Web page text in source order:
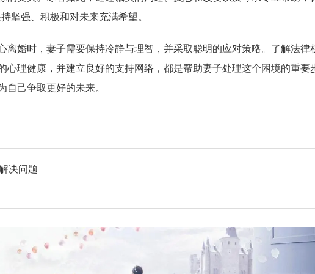
坚强、积极和对未来充满希望。
离婚时，妻子需要保持冷静与理智，并采取聪明的应对策略。了解法律
心理健康，并建立良好的支持网络，都是帮助妻子处理这个困境的重要
己争取更好的未来。
决问题